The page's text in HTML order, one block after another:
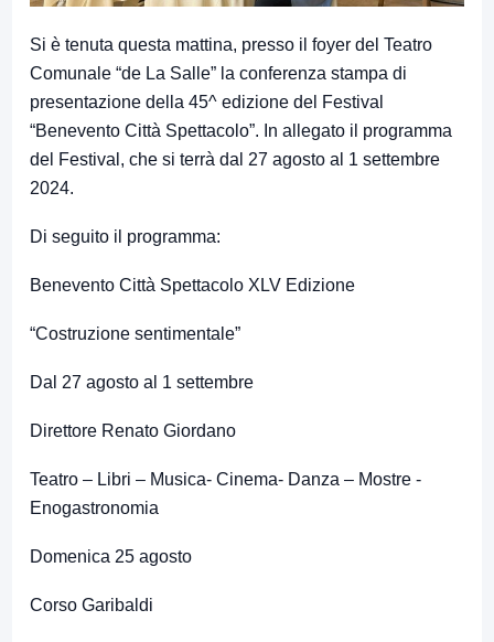
Si è tenuta questa mattina, presso il foyer del Teatro
Comunale “de La Salle” la conferenza stampa di
presentazione della 45^ edizione del Festival
“Benevento Città Spettacolo”. In allegato il programma
del Festival, che si terrà dal 27 agosto al 1 settembre
2024.
Di seguito il programma:
Benevento Città Spettacolo XLV Edizione
“Costruzione sentimentale”
Dal 27 agosto al 1 settembre
Direttore Renato Giordano
Teatro – Libri – Musica- Cinema- Danza – Mostre -
Enogastronomia
Domenica 25 agosto
Corso Garibaldi